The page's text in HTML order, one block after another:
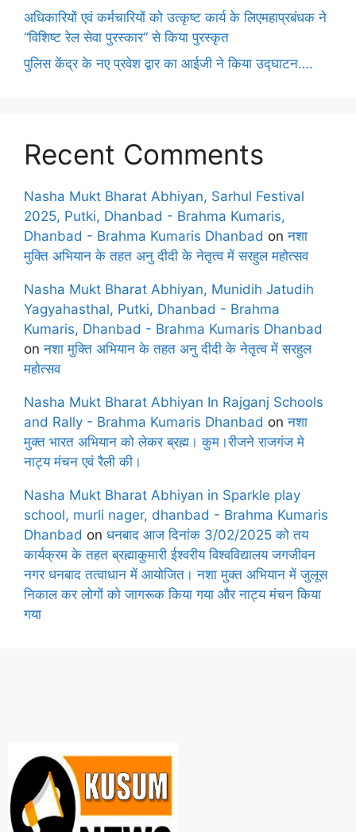
अधिकारियों एवं कर्मचारियों को उत्कृष्ट कार्य के लिएमहाप्रबंधक ने
‘‘विशिष्ट रेल सेवा पुरस्कार‘‘ से किया पुरस्कृत
पुलिस केंद्र के नए प्रवेश द्वार का आईजी ने किया उद्घाटन….
Recent Comments
Nasha Mukt Bharat Abhiyan, Sarhul Festival
2025, Putki, Dhanbad - Brahma Kumaris,
Dhanbad - Brahma Kumaris Dhanbad onनशा
मुक्ति अभियान के तहत अनु दीदी के नेतृत्व में सरहुल महोत्सव
Nasha Mukt Bharat Abhiyan, Munidih Jatudih
Yagyahasthal, Putki, Dhanbad - Brahma
Kumaris, Dhanbad - Brahma Kumaris Dhanbad
onनशा मुक्ति अभियान के तहत अनु दीदी के नेतृत्व में सरहुल
महोत्सव
Nasha Mukt Bharat Abhiyan In Rajganj Schools
and Rally - Brahma Kumaris Dhanbad onनशा
मुक्त भारत अभियान को लेकर ब्रह्म। कुम।रीजने राजगंज मे
नाट्य मंचन एवं रैली की।
Nasha Mukt Bharat Abhiyan in Sparkle play
school, murli nager, dhanbad - Brahma Kumaris
Dhanbad on धनबाद आज दिनांक 3/02/2025 को तय
कार्यक्रम के तहत ब्रह्माकुमारी ईश्वरीय विश्वविद्यालय जगजीवन
नगर धनबाद तत्वाधान में आयोजित। नशा मुक्त अभियान में जुलूस
निकाल कर लोगों को जागरूक किया गया और नाट्य मंचन किया
गया